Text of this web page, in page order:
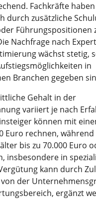
Fachkräfte
durch zusätzliche
Führungspositionen
Nachfrage nach
wächst stetig,
in
Branchen gegeben
Gehalt in der
variiert je nach
können mit
Euro rechnen,
bis zu 70.000 Euro
insbesondere in
kann durch
der
ergänzt